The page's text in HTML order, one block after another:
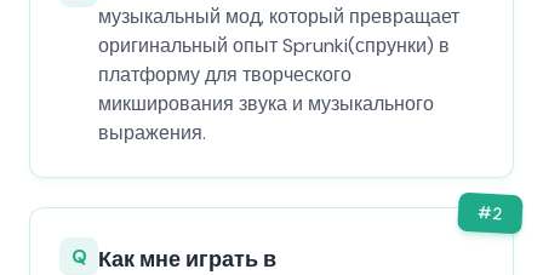
музыкальный мод, который превращает
оригинальный опыт Sprunki(спрунки) в
платформу для творческого
микширования звука и музыкального
выражения.
#2
Q Как мне играть в